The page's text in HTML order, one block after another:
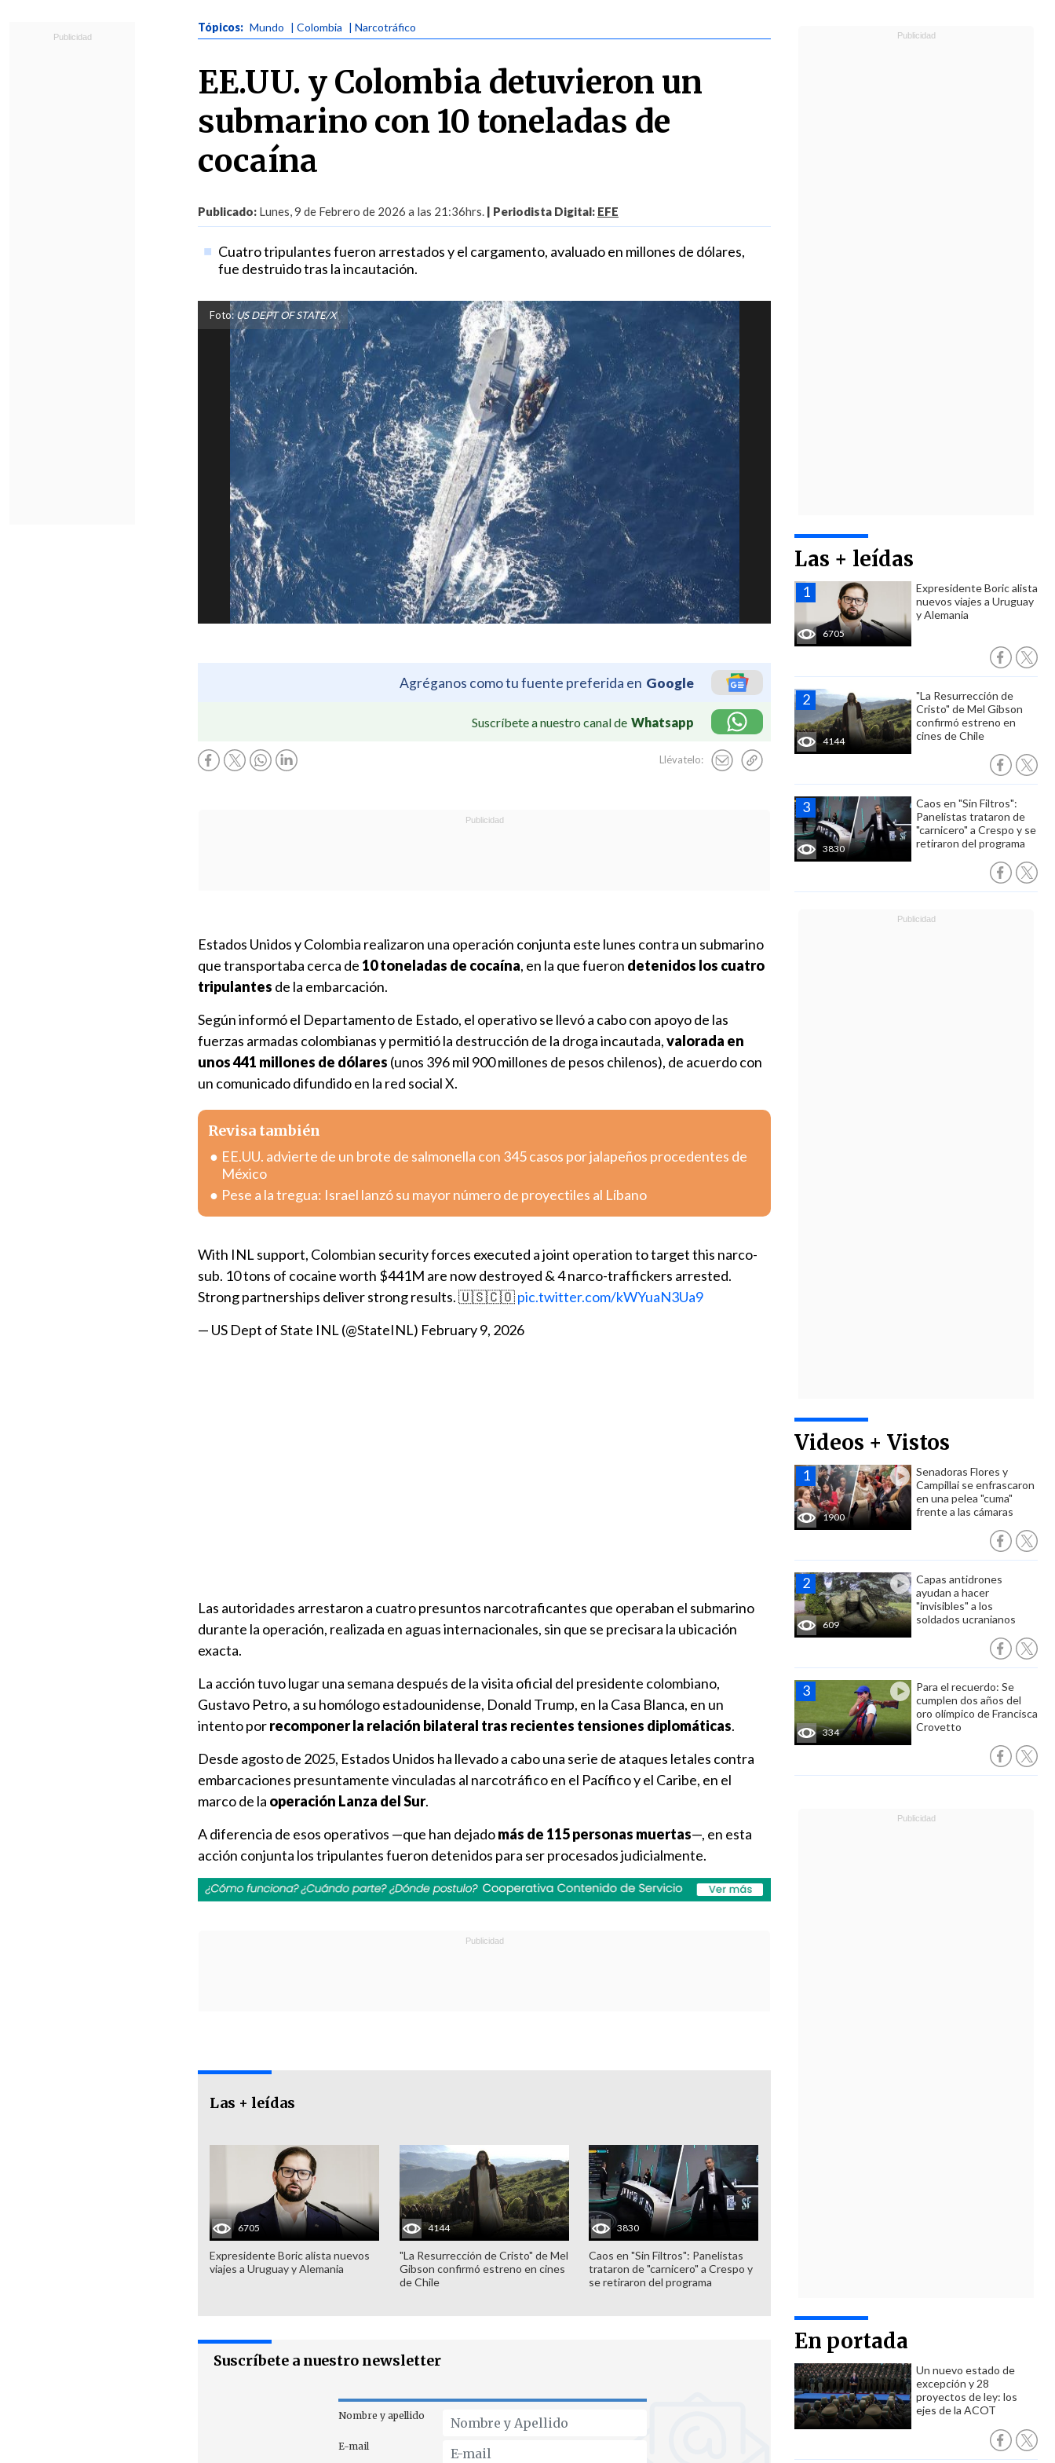
Tópicos: Mundo | Colombia | Narcotráfico
EE.UU. y Colombia detuvieron un
submarino con 10 toneladas de
cocaína
Publicado: Lunes, 9 de Febrero de 2026 a las 21:36hrs. | Periodista Digital: EFE
Cuatro tripulantes fueron arrestados y el cargamento, avaluado en millones de dólares,
fue destruido tras la incautación.
Foto:US DEPT OF STATE/X
Agréganos como tu fuente preferida en Google
Suscríbete a nuestro canal de Whatsapp
Llévatelo:
Las + leídas
6705
Expresidente Boric alista
nuevos viajes a Uruguay
y Alemania
4144
"La Resurrección de
Cristo" de Mel Gibson
confirmó estreno en
cines de Chile
3830
Caos en "Sin Filtros":
Panelistas trataron de
"carnicero" a Crespo y se
retiraron del programa
Videos + Vistos
1900
Senadoras Flores y
Campillai se enfrascaron
en una pelea "cuma"
frente a las cámaras
609
Capas antidrones
ayudan a hacer
"invisibles" a los
soldados ucranianos
334
Para el recuerdo: Se
cumplen dos años del
oro olímpico de Francisca
Crovetto
En portada
Un nuevo estado de
excepción y 28
proyectos de ley: los
ejes de la ACOT
Estados Unidos y Colombia realizaron una operación conjunta este lunes contra un submarino
que transportaba cerca de 10 toneladas de cocaína, en la que fueron detenidos los cuatro
tripulantes de la embarcación.
Según informó el Departamento de Estado, el operativo se llevó a cabo con apoyo de las
fuerzas armadas colombianas y permitió la destrucción de la droga incautada,valorada en
unos 441 millones de dólares (unos 396 mil 900 millones de pesos chilenos), de acuerdo con
un comunicado difundido en la red social X.
Revisa también
EE.UU. advierte de un brote de salmonella con 345 casos por jalapeños procedentes de
México
Pese a la tregua: Israel lanzó su mayor número de proyectiles al Líbano
With INL support, Colombian security forces executed a joint operation to target this narco-
sub. 10 tons of cocaine worth $441M are now destroyed & 4 narco-traffickers arrested.
Strong partnerships deliver strong results. 🇺🇸🇨🇴pic.twitter.com/kWYuaN3Ua9
— US Dept of State INL (@StateINL) February 9, 2026
Las autoridades arrestaron a cuatro presuntos narcotraficantes que operaban el submarino
durante la operación, realizada en aguas internacionales, sin que se precisara la ubicación
exacta.
La acción tuvo lugar una semana después de la visita oficial del presidente colombiano,
Gustavo Petro, a su homólogo estadounidense, Donald Trump, en la Casa Blanca, en un
intento porrecomponer la relación bilateral tras recientes tensiones diplomáticas.
Desde agosto de 2025, Estados Unidos ha llevado a cabo una serie de ataques letales contra
embarcaciones presuntamente vinculadas al narcotráfico en el Pacífico y el Caribe, en el
marco de la operación Lanza del Sur.
A diferencia de esos operativos —que han dejadomás de 115 personas muertas—, en esta
acción conjunta los tripulantes fueron detenidos para ser procesados judicialmente.
Las + leídas
6705
Expresidente Boric alista nuevos
viajes a Uruguay y Alemania
4144
"La Resurrección de Cristo" de Mel
Gibson confirmó estreno en cines
de Chile
3830
Caos en "Sin Filtros": Panelistas
trataron de "carnicero" a Crespo y
se retiraron del programa
Suscríbete a nuestro newsletter
Nombre y apellido
E-mail